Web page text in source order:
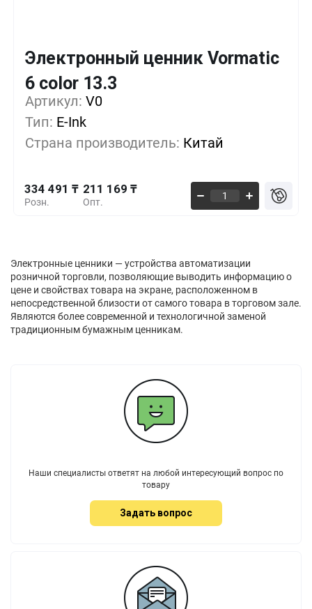
Электронный ценник Vormatic
6 color 13.3
Артикул: V0
Тип: E-Ink
Страна производитель: Китай
Розн.
334 491 ₸
Опт.
211 169 ₸
1+
100+
500+ -30%
Электронные ценники — устройства автоматизации
розничной торговли, позволяющие выводить информацию о
цене и свойствах товара на экране, расположенном в
непосредственной близости от самого товара в торговом зале.
Являются более современной и технологичной заменой
традиционным бумажным ценникам.
Наши специалисты ответят на любой интересующий вопрос по
товару
Задать вопрос